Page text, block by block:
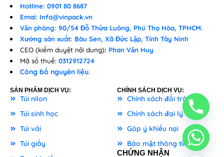
Hotline: 0901 80 8687
Emai: Info@vinpack.vn
Văn phòng: 90/54 Đỗ Thừa Luông, Phú Thọ Hòa, TPHCM.
Xưởng sản xuất: Bàu Sen, Xã Đức Lập, Tỉnh Tây Ninh
CEO (kiểm duyệt nội dung): Phan Văn Huy
Mã số thuế: 0312912724
Công bố nguyên liệu.
SẢN PHẨM DỊCH VỤ:
Túi nilon
Túi sinh học
Túi vải
Túi giấy
CHÍNH SÁCH DỊCH VỤ:
Chính sách đổi trả
Chính sách đại lý
Góp ý khiếu nại
Bảo mật thông tin
CHỨNG NHẬN